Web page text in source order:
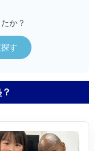
か？
す